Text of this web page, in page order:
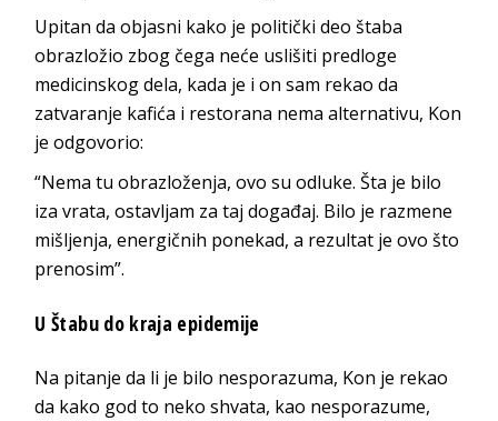
Upitan da objasni kako je politički deo štaba
obrazložio zbog čega neće uslišiti predloge
medicinskog dela, kada je i on sam rekao da
zatvaranje kafića i restorana nema alternativu, Kon
je odgovorio:
“Nema tu obrazloženja, ovo su odluke. Šta je bilo
iza vrata, ostavljam za taj događaj. Bilo je razmene
mišljenja, energičnih ponekad, a rezultat je ovo što
prenosim”.
U Štabu do kraja epidemije
Na pitanje da li je bilo nesporazuma, Kon je rekao
da kako god to neko shvata, kao nesporazume,